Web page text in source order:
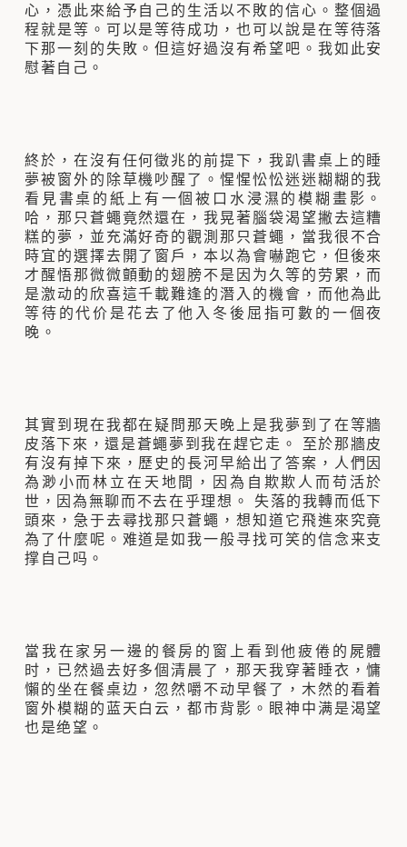
心，憑此來給予自己的生活以不敗的信心。整個過
程就是等。可以是等待成功，也可以說是在等待落
下那一刻的失敗。但這好過沒有希望吧。我如此安
慰著自己。
終於，在沒有任何徵兆的前提下，我趴書桌上的睡
夢被窗外的除草機吵醒了。惺惺忪忪迷迷糊糊的我
看見書桌的紙上有一個被口水浸濕的模糊畫影。
哈，那只蒼蠅竟然還在，我晃著腦袋渴望撇去這糟
糕的夢，並充滿好奇的觀測那只蒼蠅，當我很不合
時宜的選擇去開了窗戶，本以為會嚇跑它，但後來
才醒悟那微微顫動的翅膀不是因为久等的劳累，而
是激动的欣喜這千載難逢的潛入的機會，而他為此
等待的代价是花去了他入冬後屈指可數的一個夜
晚。
其實到現在我都在疑問那天晚上是我夢到了在等牆
皮落下來，還是蒼蠅夢到我在趕它走。 至於那牆皮
有沒有掉下來，歷史的長河早給出了答案，人們因
為渺小而林立在天地間，因為自欺欺人而苟活於
世，因為無聊而不去在乎理想。 失落的我轉而低下
頭來，急于去尋找那只蒼蠅，想知道它飛進來究竟
為了什麼呢。难道是如我一般寻找可笑的信念来支
撑自己吗。
當我在家另一邊的餐房的窗上看到他疲倦的屍體
时，已然過去好多個清晨了，那天我穿著睡衣，慵
懶的坐在餐桌边，忽然嚼不动早餐了，木然的看着
窗外模糊的蓝天白云，都市背影。眼神中满是渴望
也是绝望。